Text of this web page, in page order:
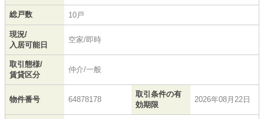
総戸数 10戸
現況/
入居可能日
空家/即時
取引態様/
賃貸区分
仲介/一般
物件番号 64878178
取引条件の有
効期限
2026年08月22日